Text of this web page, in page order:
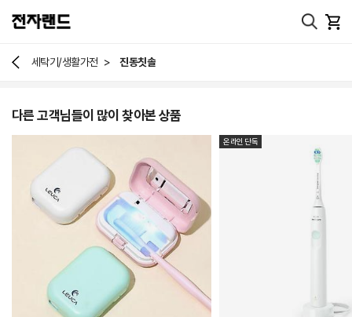
세탁기/생활가전 > 진동칫솔
다른 고객님들이 많이 찾아본 상품
온라인 단독